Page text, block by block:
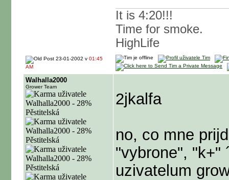
It is 4:20!!!
Time for smoke.
HighLife
23-01-2002 v 01:45
AM
Walhalla2000
Grower Team
2jkalfa
no, co mne
"vybrone", "k+"
uzivatelum